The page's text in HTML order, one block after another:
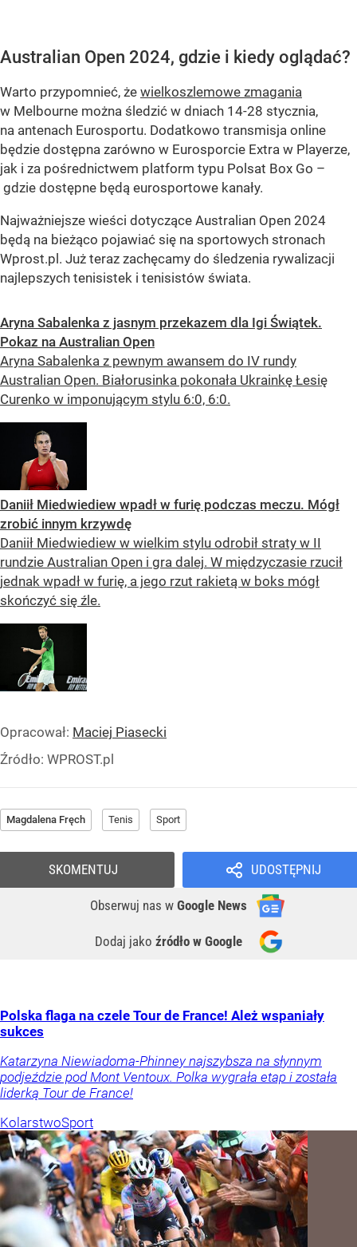
Australian Open 2024, gdzie i kiedy oglądać?
Warto przypomnieć, że wielkoszlemowe zmagania
w Melbourne można śledzić w dniach 14-28 stycznia,
na antenach Eurosportu. Dodatkowo transmisja online
będzie dostępna zarówno w Eurosporcie Extra w Playerze,
jak i za pośrednictwem platform typu Polsat Box Go –
gdzie dostępne będą eurosportowe kanały.
Najważniejsze wieści dotyczące Australian Open 2024
będą na bieżąco pojawiać się na sportowych stronach
Wprost.pl. Już teraz zachęcamy do śledzenia rywalizacji
najlepszych tenisistek i tenisistów świata.
Aryna Sabalenka z jasnym przekazem dla Igi Świątek.
Pokaz na Australian Open
Aryna Sabalenka z pewnym awansem do IV rundy
Australian Open. Białorusinka pokonała Ukrainkę Łesię
Curenko w imponującym stylu 6:0, 6:0.
Daniił Miedwiediew wpadł w furię podczas meczu. Mógł
zrobić innym krzywdę
Daniił Miedwiediew w wielkim stylu odrobił straty w II
rundzie Australian Open i gra dalej. W międzyczasie rzucił
jednak wpadł w furię, a jego rzut rakietą w boks mógł
skończyć się źle.
Opracował: Maciej Piasecki
Źródło: WPROST.pl
Magdalena Fręch Tenis Sport
UDOSTĘPNIJ
Obserwuj nas w Google News
Dodaj jako źródło w Google
SKOMENTUJ
Polska flaga na czele Tour de France! Ależ wspaniały
sukces
Katarzyna Niewiadoma-Phinney najszybsza na słynnym
podjeździe pod Mont Ventoux. Polka wygrała etap i została
liderką Tour de France!
KolarstwoSport